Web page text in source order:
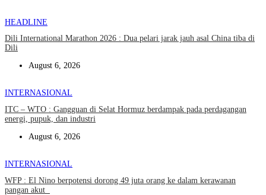
HEADLINE
Dili International Marathon 2026 : Dua pelari jarak jauh asal China tiba di
Dili
August 6, 2026
INTERNASIONAL
ITC – WTO : Gangguan di Selat Hormuz berdampak pada perdagangan
energi, pupuk, dan industri
August 6, 2026
INTERNASIONAL
WFP : El Nino berpotensi dorong 49 juta orang ke dalam kerawanan
pangan akut